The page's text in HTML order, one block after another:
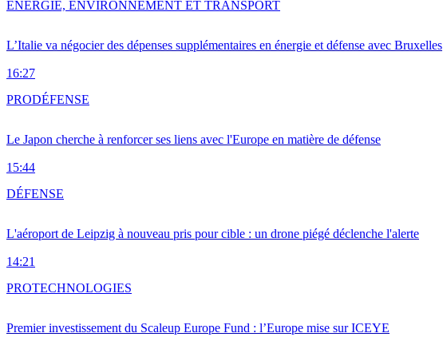
L’Italie va négocier des dépenses supplémentaires en énergie et défense avec Bruxelles
16:27
ENERGIE, ENVIRONNEMENT ET TRANSPORT
Le Japon cherche à renforcer ses liens avec l'Europe en matière de défense
15:44
PRODÉFENSE
L'aéroport de Leipzig à nouveau pris pour cible : un drone piégé déclenche l'alerte
14:21
DÉFENSE
Premier investissement du Scaleup Europe Fund : l’Europe mise sur ICEYE
PROTECHNOLOGIES